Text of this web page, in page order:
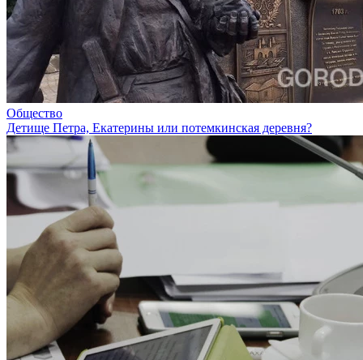
Общество
Детище Петра, Екатерины или потемкинская деревня?